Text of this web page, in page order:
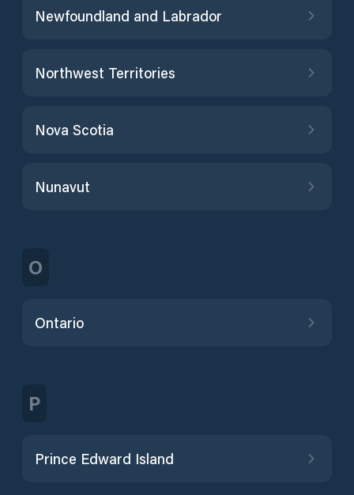
Newfoundland and Labrador
Northwest Territories
Nova Scotia
Nunavut
O
Ontario
P
Prince Edward Island